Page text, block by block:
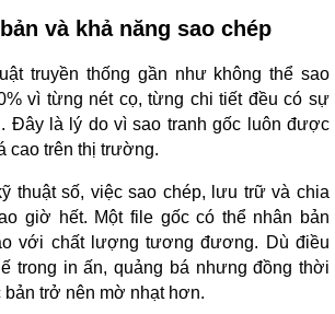
và khả năng sao chép
truyền thống gần như không thể sao
vì từng nét cọ, từng chi tiết đều có sự
Đây là lý do vì sao tranh gốc luôn được
cao trên thị trường.
thuật số, việc sao chép, lưu trữ và chia
giờ hết. Một file gốc có thể nhân bản
với chất lượng tương đương. Dù điều
trong in ấn, quảng bá nhưng đồng thời
bản trở nên mờ nhạt hơn.